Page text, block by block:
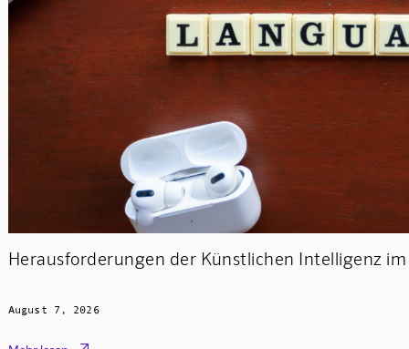
Herausforderungen der Künstlichen Intelligenz
August 7, 2026